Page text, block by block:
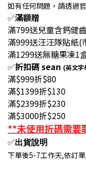
如有任何問題，請透過
✅滿額贈
滿799送兒童含鈣健
滿999送汪汪隊貼紙(
滿1299送無糖果凍1
✅折扣碼 sean (英文字
滿$999折$80
滿$1399折$130
滿$2399折$230
滿$3000折$250
**未使用折碼需要
✅出貨說明
下單後5-7工作天,依訂